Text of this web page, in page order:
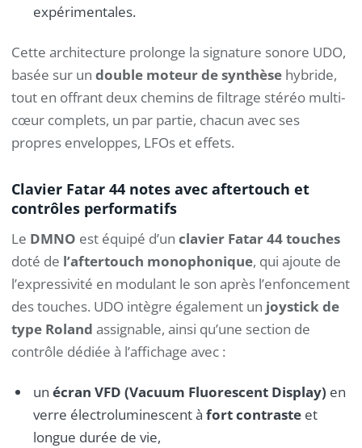
expérimentales.
Cette architecture prolonge la signature sonore UDO,
basée sur un double moteur de synthèse hybride,
tout en offrant deux chemins de filtrage stéréo multi-
cœur complets, un par partie, chacun avec ses
propres enveloppes, LFOs et effets.
Clavier Fatar 44 notes avec aftertouch et
contrôles performatifs
Le DMNO est équipé d’un clavier Fatar 44 touches
doté de l’aftertouch monophonique, qui ajoute de
l’expressivité en modulant le son après l’enfoncement
des touches. UDO intègre également un joystick de
type Roland assignable, ainsi qu’une section de
contrôle dédiée à l’affichage avec :
un écran VFD (Vacuum Fluorescent Display) en
verre électroluminescent à fort contrasteet
longue durée de vie,